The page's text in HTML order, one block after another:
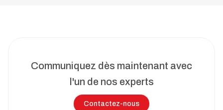
Communiquez dès maintenant avec
l'un de nos experts
Contactez-nous